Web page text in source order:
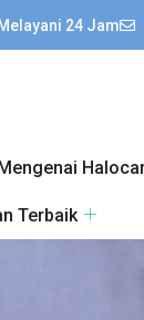
24 Jam
Terbaik